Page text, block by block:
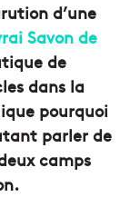
d’une
Savon de
de
dans la
pourquoi
parler de
camps